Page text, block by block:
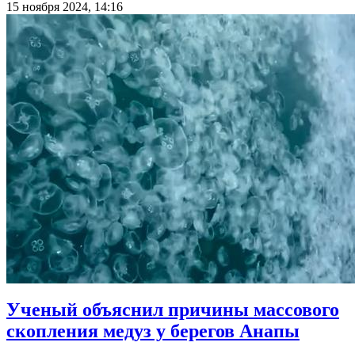
15 ноября 2024, 14:16
Ученый объяснил причины массового
скопления медуз у берегов Анапы